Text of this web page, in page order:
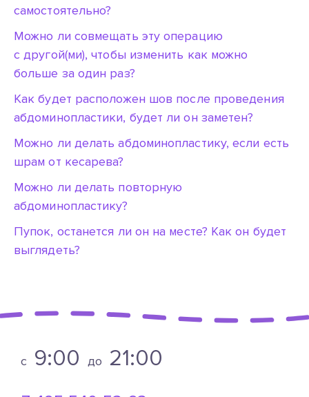
самостоятельно?
Можно ли совмещать эту операцию
с другой(ми), чтобы изменить как можно
больше за один раз?
Как будет расположен шов после проведения
абдоминопластики, будет ли он заметен?
Можно ли делать абдоминопластику, если есть
шрам от кесарева?
Можно ли делать повторную
абдоминопластику?
Пупок, останется ли он на месте? Как он будет
выглядеть?
c 9:00 до 21:00